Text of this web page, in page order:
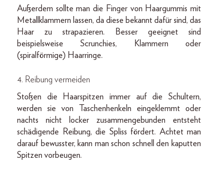
Außerdem sollte man die Finger von Haargummis mit
Metallklammern lassen, da diese bekannt dafür sind, das
Haar zu strapazieren. Besser geeignet sind
beispielsweise Scrunchies, Klammern oder
(spiralförmige) Haarringe.
4. Reibung vermeiden
Stoßen die Haarspitzen immer auf die Schultern,
werden sie von Taschenhenkeln eingeklemmt oder
nachts nicht locker zusammengebunden entsteht
schädigende Reibung, die Spliss fördert. Achtet man
darauf bewusster, kann man schon schnell den kaputten
Spitzen vorbeugen.